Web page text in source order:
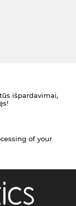
išpardavimai,
of your